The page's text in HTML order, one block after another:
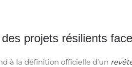
projets résilients
à la définition officielle d’un